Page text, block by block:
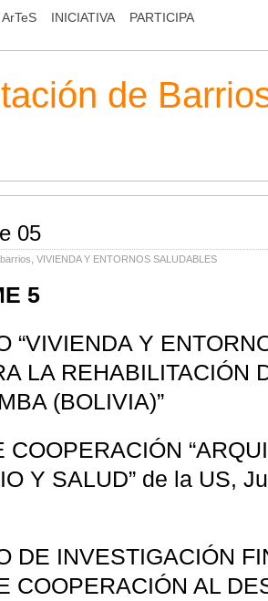
ArTeS INICIATIVA PARTICIPA
de
05
VIVIENDA Y ENTORNOS SALUDABLES
5
“VIVIENDA Y
LA REHABILITACIÓN
(BOLIVIA)”
COOPERACIÓN
Y SALUD” de la US,
DE INVESTIGACIÓN
COOPERACIÓN AL